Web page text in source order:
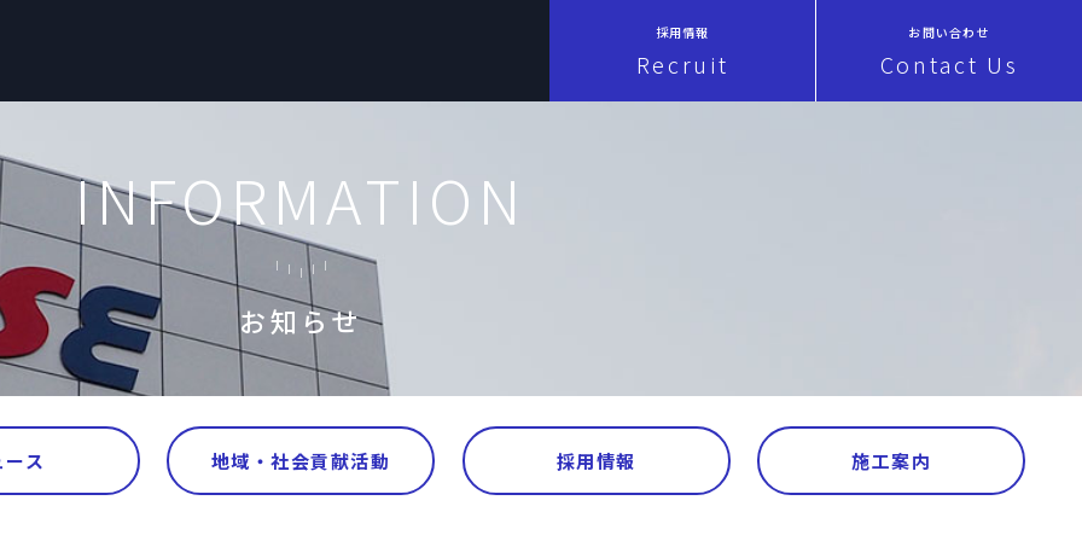
採用情報
Recruit
お問い合わせ
Contact Us
INFORMATION
お知らせ
ス 地域・社会貢献活動 採用情報 施工案内